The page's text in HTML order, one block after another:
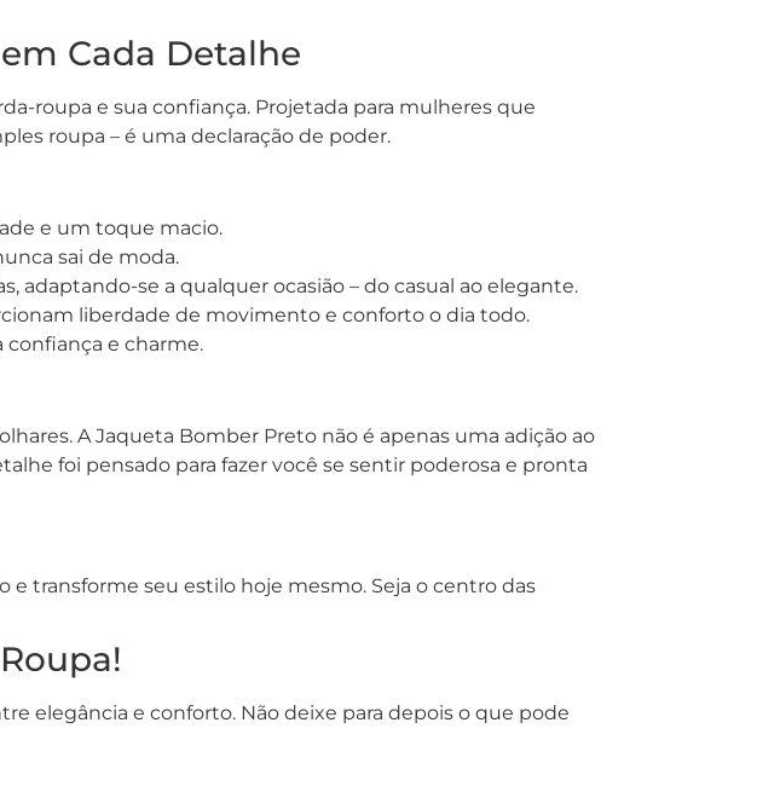
Cada Detalhe
roupa e sua confiança. Projetada para mulheres que
roupa – é uma declaração de poder.
e um toque macio.
sai de moda.
adaptando-se a qualquer ocasião – do casual ao elegante.
liberdade de movimento e conforto o dia todo.
confiança e charme.
A Jaqueta Bomber Preto não é apenas uma adição ao
foi pensado para fazer você se sentir poderosa e pronta
transforme seu estilo hoje mesmo. Seja o centro das
elegância e conforto. Não deixe para depois o que pode